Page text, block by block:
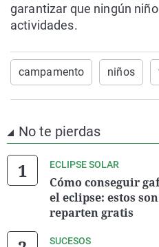
garantizar que ningún
actividades.
campamento niños
No te pierdas
ECLIPSE SOLAR
Cómo conseguir
el eclipse: estos
reparten gratis
SUCESOS